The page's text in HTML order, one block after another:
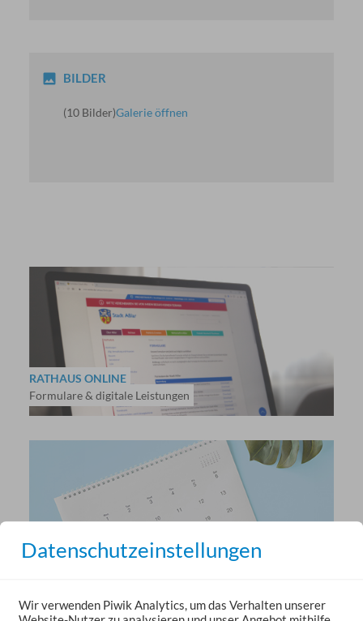
BILDER
(10 Bilder)Galerie öffnen
RATHAUS ONLINE
Formulare & digitale Leistungen
TERMINVEREINBARUNG
Datenschutzeinstellungen
Wir verwenden Piwik Analytics, um das Verhalten unserer